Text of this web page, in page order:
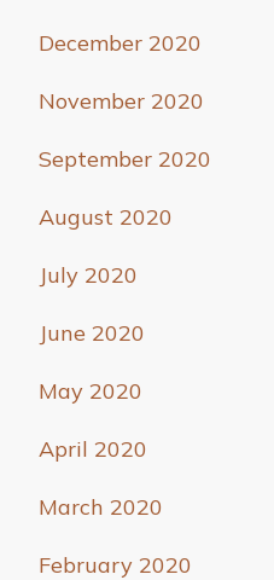
December 2020
November 2020
September 2020
August 2020
July 2020
June 2020
May 2020
April 2020
March 2020
February 2020